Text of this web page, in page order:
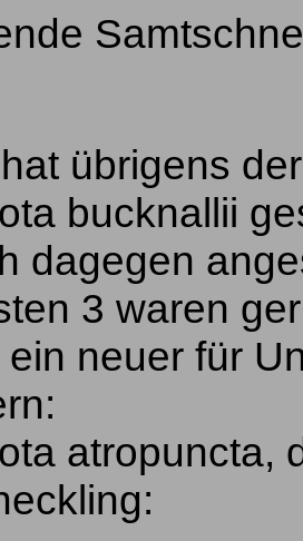
übrigens
bucknallii
dagegen
3 waren
neuer für
atropuncta,